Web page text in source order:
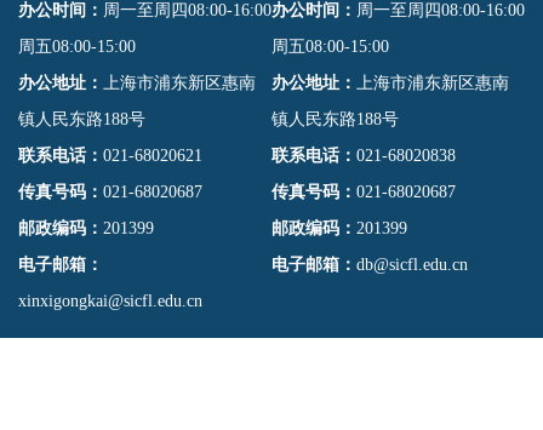
办公时间： 周一至周四08:00-16:00
周五08:00-15:00
办公地址： 上海市浦东新区惠南
镇人民东路188号
联系电话： 021-68020621
传真号码： 021-68020687
邮政编码： 201399
电子邮箱：
xinxigongkai@sicfl.edu.cn
办公时间： 周一至周四08:00-16:00
周五08:00-15:00
办公地址： 上海市浦东新区惠南
镇人民东路188号
联系电话： 021-68020838
传真号码： 021-68020687
邮政编码： 201399
电子邮箱： db@sicfl.edu.cn